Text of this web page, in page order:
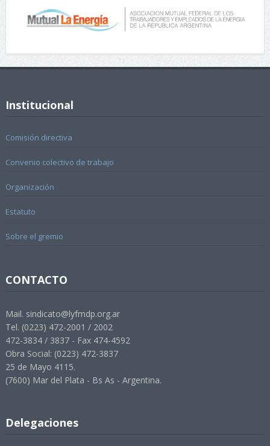
Institucional
Comisión directiva
Convenio colectivo de trabajo
Organización
Estatuto
Sobre el gremio
CONTACTO
Mail. sindicato@lyfmdp.org.ar
Tel. (0223) 472-2001 / 2002
472-3834 / 3837 - Fax 474-4592
Obra Social: (0223) 472-3837
25 de Mayo 4115.
(7600) Mar del Plata - Bs As - Argentina.
Delegaciones